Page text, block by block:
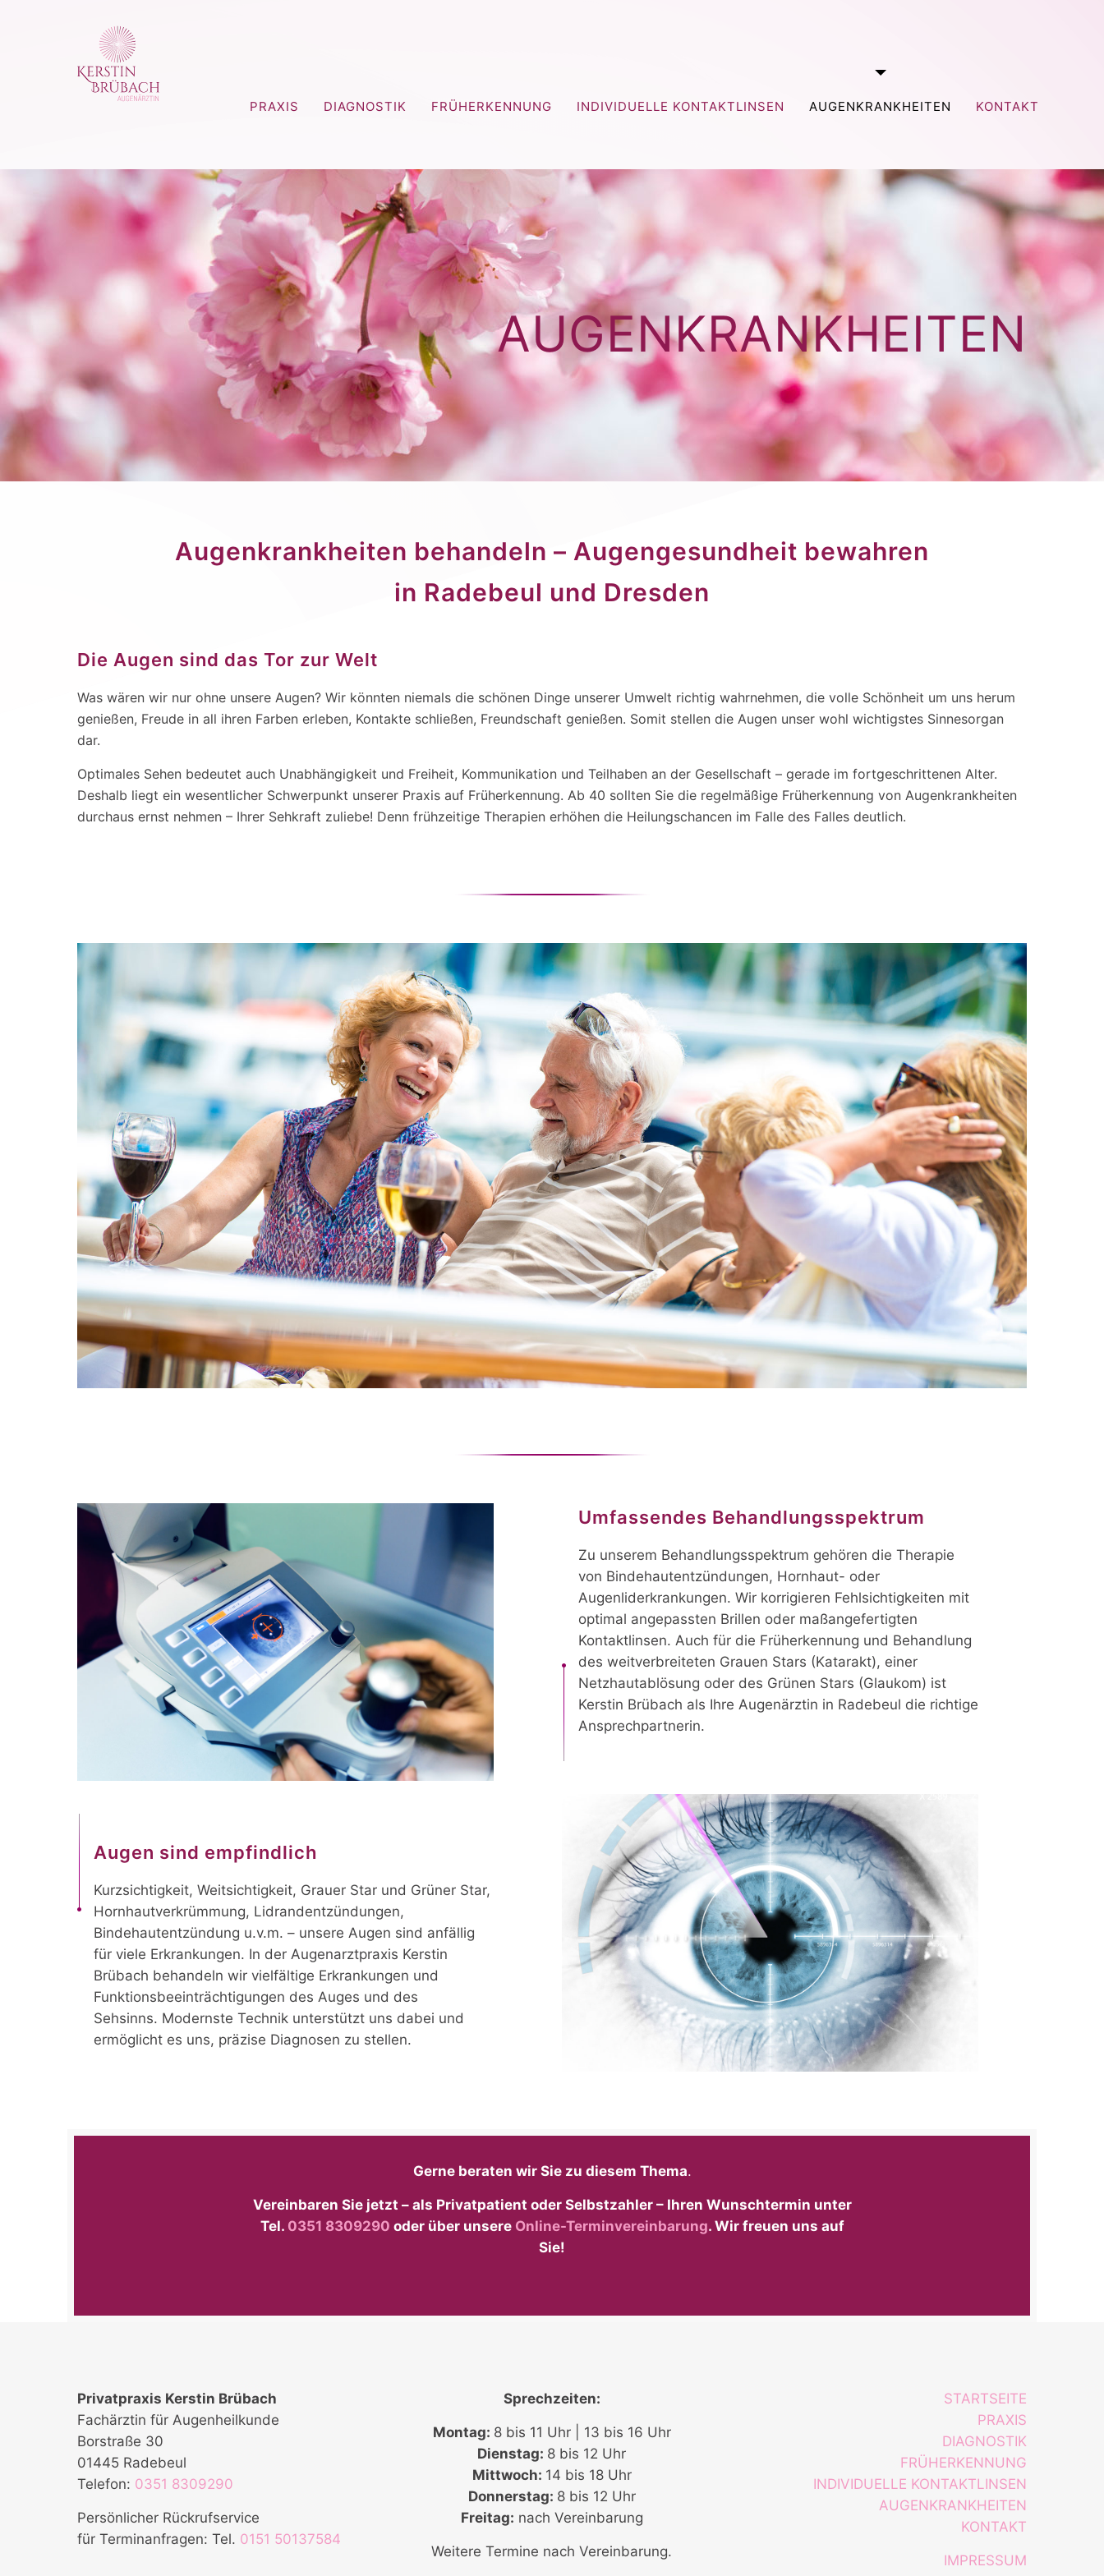
PRAXIS DIAGNOSTIK FRÜHERKENNUNG INDIVIDUELLE KONTAKTLINSEN AUGENKRANKHEITEN KONTAKT
AUGENKRANKHEITEN
Augenkrankheiten behandeln – Augengesundheit bewahren
in Radebeul und Dresden
Die Augen sind das Tor zur Welt
Was wären wir nur ohne unsere Augen? Wir könnten niemals die schönen Dinge unserer Umwelt richtig wahrnehmen, die volle Schönheit um uns herum
genießen, Freude in all ihren Farben erleben, Kontakte schließen, Freundschaft genießen. Somit stellen die Augen unser wohl wichtigstes Sinnesorgan
dar.
Optimales Sehen bedeutet auch Unabhängigkeit und Freiheit, Kommunikation und Teilhaben an der Gesellschaft – gerade im fortgeschrittenen Alter.
Deshalb liegt ein wesentlicher Schwerpunkt unserer Praxis auf Früherkennung. Ab 40 sollten Sie die regelmäßige Früherkennung von Augenkrankheiten
durchaus ernst nehmen – Ihrer Sehkraft zuliebe! Denn frühzeitige Therapien erhöhen die Heilungschancen im Falle des Falles deutlich.
Augen sind empfindlich
Kurzsichtigkeit, Weitsichtigkeit, Grauer Star und Grüner Star,
Hornhautverkrümmung, Lidrandentzündungen,
Bindehautentzündung u.v.m. – unsere Augen sind anfällig
für viele Erkrankungen. In der Augenarztpraxis Kerstin
Brübach behandeln wir vielfältige Erkrankungen und
Funktionsbeeinträchtigungen des Auges und des
Sehsinns. Modernste Technik unterstützt uns dabei und
ermöglicht es uns, präzise Diagnosen zu stellen.
Umfassendes Behandlungsspektrum
Zu unserem Behandlungsspektrum gehören die Therapie
von Bindehautentzündungen, Hornhaut- oder
Augenliderkrankungen. Wir korrigieren Fehlsichtigkeiten mit
optimal angepassten Brillen oder maßangefertigten
Kontaktlinsen. Auch für die Früherkennung und Behandlung
des weitverbreiteten Grauen Stars (Katarakt), einer
Netzhautablösung oder des Grünen Stars (Glaukom) ist
Kerstin Brübach als Ihre Augenärztin in Radebeul die richtige
Ansprechpartnerin.
Gerne beraten wir Sie zu diesem Thema.
Vereinbaren Sie jetzt – als Privatpatient oder Selbstzahler – Ihren Wunschtermin unter
Tel. 0351 8309290 oder über unsere Online-Terminvereinbarung. Wir freuen uns auf
Sie!
Privatpraxis Kerstin Brübach
Fachärztin für Augenheilkunde
Borstraße 30
01445 Radebeul
Telefon: 0351 8309290
Persönlicher Rückrufservice
für Terminanfragen: Tel. 0151 50137584
Sprechzeiten:
Montag: 8 bis 11 Uhr | 13 bis 16 Uhr
Dienstag: 8 bis 12 Uhr
Mittwoch: 14 bis 18 Uhr
Donnerstag: 8 bis 12 Uhr
Freitag: nach Vereinbarung
Weitere Termine nach Vereinbarung.
STARTSEITE
PRAXIS
DIAGNOSTIK
FRÜHERKENNUNG
INDIVIDUELLE KONTAKTLINSEN
AUGENKRANKHEITEN
KONTAKT
IMPRESSUM